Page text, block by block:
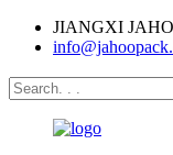
JIANGXI